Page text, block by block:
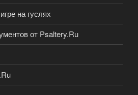
на гуслях
от Psaltery.Ru